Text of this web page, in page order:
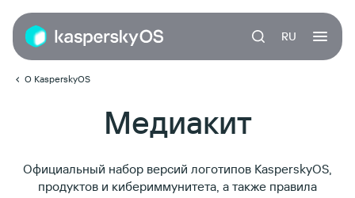
RU
О KasperskyOS
Медиакит
Официальный набор версий логотипов KasperskyOS,
продуктов и кибериммунитета, а также правила